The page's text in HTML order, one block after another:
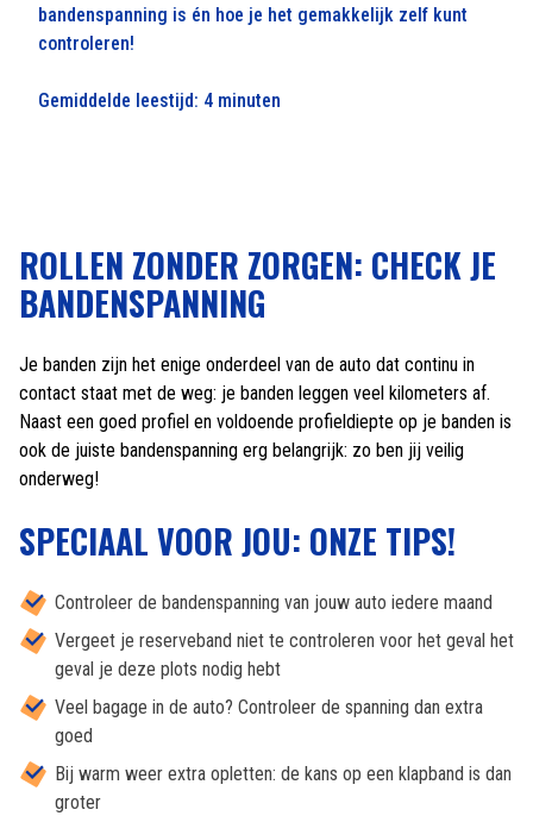
bandenspanning is én hoe je het gemakkelijk zelf kunt
controleren!
Gemiddelde leestijd: 4 minuten
ROLLEN ZONDER ZORGEN: CHECK JE
BANDENSPANNING
Je banden zijn het enige onderdeel van de auto dat continu in
contact staat met de weg: je banden leggen veel kilometers af.
Naast een goed profiel en voldoende profieldiepte op je banden is
ook de juiste bandenspanning erg belangrijk: zo ben jij veilig
onderweg!
SPECIAAL VOOR JOU: ONZE TIPS!
Controleer de bandenspanning van jouw auto iedere maand
Vergeet je reserveband niet te controleren voor het geval het
geval je deze plots nodig hebt
Veel bagage in de auto? Controleer de spanning dan extra
goed
Bij warm weer extra opletten: de kans op een klapband is dan
groter